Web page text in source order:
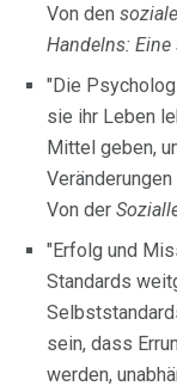
Von den
Handelns:
"Die
sie ihr Leben
Mittel geben,
Von der
"Erfolg und
Standards
sein, dass
werden,